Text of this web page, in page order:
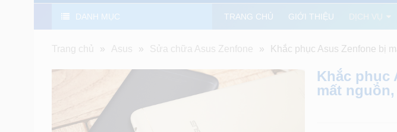
DANH MỤC TRANG CHỦ GIỚI THIỆU DỊCH VỤ
Trang chủ » Asus » Sửa chữa Asus Zenfone » Khắc phục Asus Zenfone bị
Khắc phục
mất